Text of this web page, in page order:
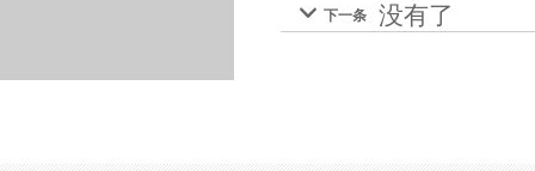
 下一条 没有了